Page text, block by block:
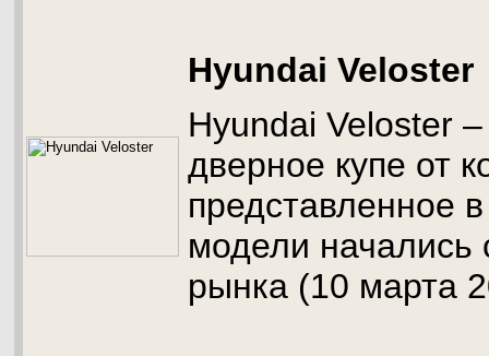
Hyundai Veloster
Hyundai Veloster
дверное купе от
представленное
модели начались
рынка (10 марта